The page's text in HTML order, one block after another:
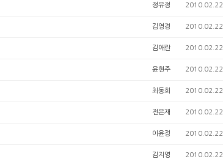
정유정 2010.02.22
김영경 2010.02.22
김애란 2010.02.22
윤현주 2010.02.22
최동희 2010.02.22
전은재 2010.02.22
이윤정 2010.02.22
김지영 2010.02.22